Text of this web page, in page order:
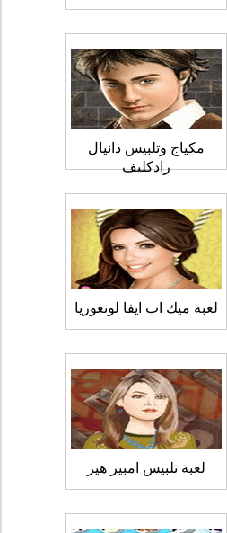
مكياج وتلبيس دانيال
رادكليف
لعبة ميك اب ايفا لونغوريا
لعبة تلبيس امبير هير